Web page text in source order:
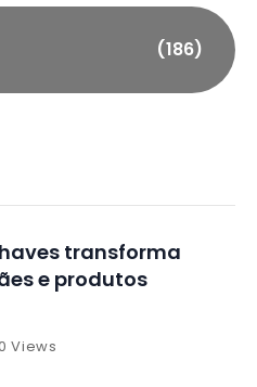
(186)
transforma
e produtos
Views